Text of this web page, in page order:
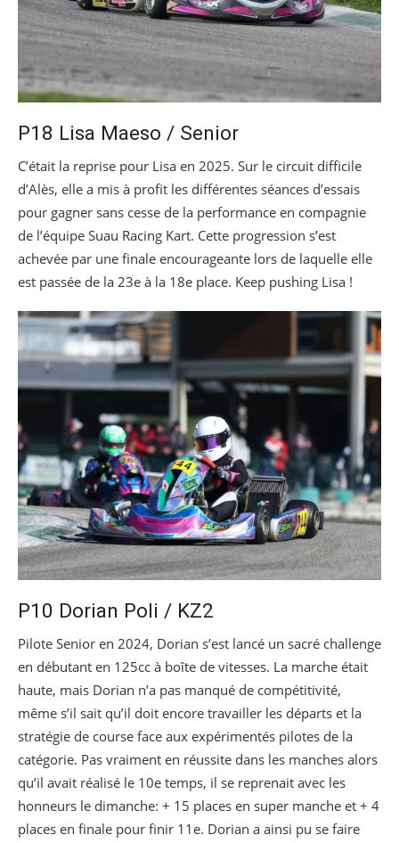
P18 Lisa Maeso / Senior
C’était la reprise pour Lisa en 2025. Sur le circuit difficile
d’Alès, elle a mis à profit les différentes séances d’essais
pour gagner sans cesse de la performance en compagnie
de l’équipe Suau Racing Kart. Cette progression s’est
achevée par une finale encourageante lors de laquelle elle
est passée de la 23e à la 18e place. Keep pushing Lisa !
P10 Dorian Poli / KZ2
Pilote Senior en 2024, Dorian s’est lancé un sacré challenge
en débutant en 125cc à boîte de vitesses. La marche était
haute, mais Dorian n’a pas manqué de compétitivité,
même s’il sait qu’il doit encore travailler les départs et la
stratégie de course face aux expérimentés pilotes de la
catégorie. Pas vraiment en réussite dans les manches alors
qu’il avait réalisé le 10e temps, il se reprenait avec les
honneurs le dimanche: + 15 places en super manche et + 4
places en finale pour finir 11e. Dorian a ainsi pu se faire